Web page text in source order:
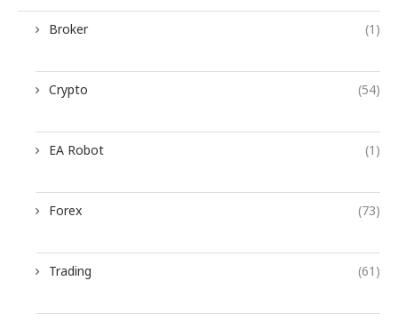
Broker (1)
Crypto (54)
EA Robot (1)
Forex (73)
Trading (61)